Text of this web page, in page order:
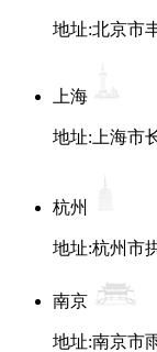
地址:北京市
上海
地址:上海市
杭州
地址:杭州市
南京
地址:南京市